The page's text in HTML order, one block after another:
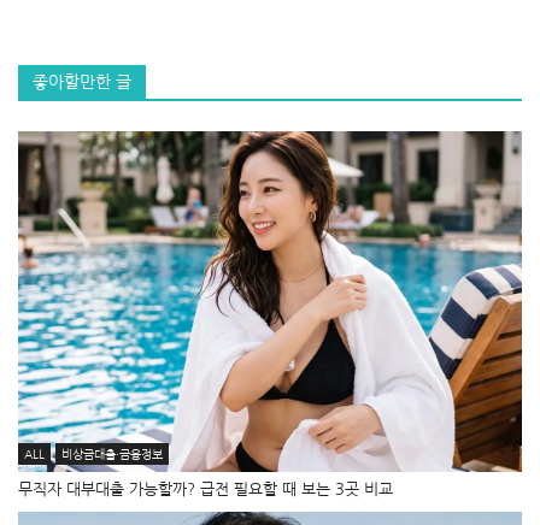
좋아할만한 글
ALL 비상금대출·금융정보
무직자 대부대출 가능할까? 급전 필요할 때 보는 3곳 비교